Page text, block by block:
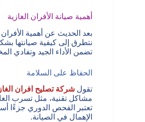
أهمية صيانة الأفران الغازية
بعد الحديث عن أهمية الأفران
نتطرق إلى كيفية صيانتها
تضمن الأداء الجيد وتفادي
الحفاظ على السلامة
تقولشركة تصليح افران
مشاكل تقنية، مثل تسرب
تعتبر الفحص الدوري جزءًا
الإهمال في الصيانة.